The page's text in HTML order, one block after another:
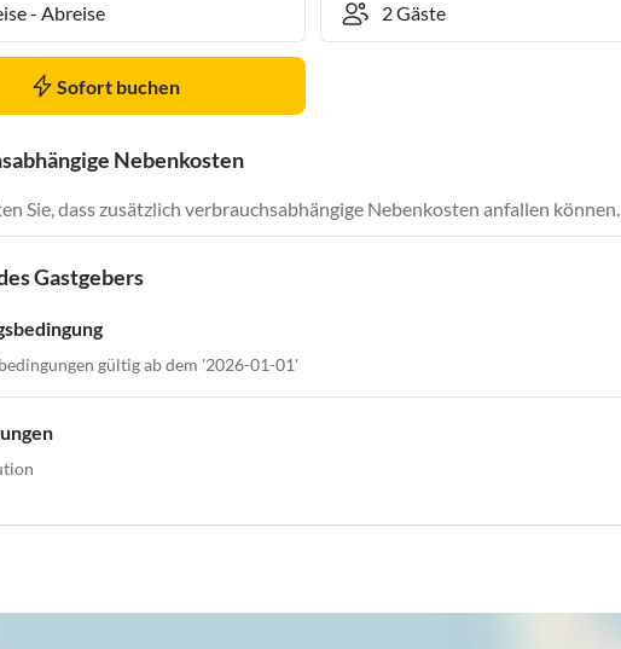
- Abreise
Sofort buchen
Nebenkosten
Sie, dass zusätzlich verbrauchsabhängige Nebenkosten anfallen können.
Gastgebers
gültig ab dem '2026-01-01'